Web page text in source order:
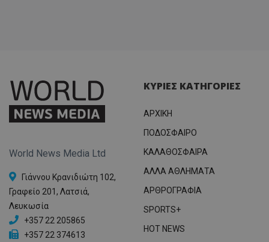
World News Media Ltd
Γιάννου Κρανιδιώτη 102,
Γραφείο 201, Λατσιά,
Λευκωσία
+357 22 205865
+357 22 374613
ΚΥΡΙΕΣ ΚΑΤΗΓΟΡΙΕΣ
ΑΡΧΙΚΗ
ΠΟΔΟΣΦΑΙΡΟ
ΚΑΛΑΘΟΣΦΑΙΡΑ
ΑΛΛΑ ΑΘΛΗΜΑΤΑ
ΑΡΘΡΟΓΡΑΦΙΑ
SPORTS+
HOT NEWS